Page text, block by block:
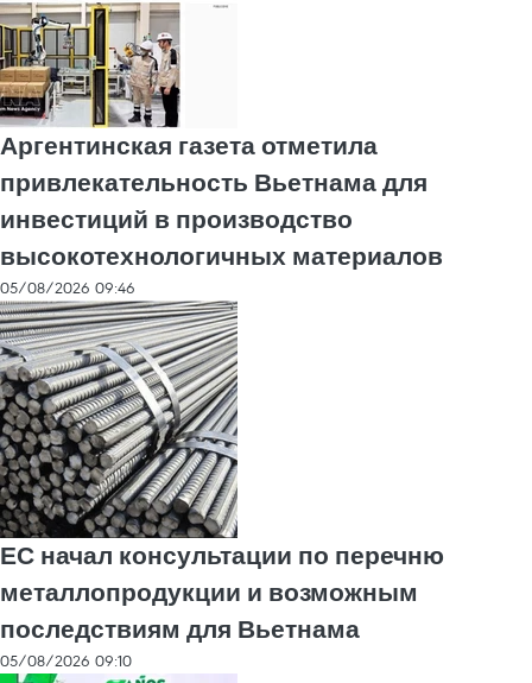
Аргентинская газета отметила
привлекательность Вьетнама для
инвестиций в производство
высокотехнологичных материалов
05/08/2026 09:46
ЕС начал консультации по перечню
металлопродукции и возможным
последствиям для Вьетнама
05/08/2026 09:10